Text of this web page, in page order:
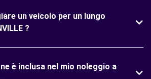
un veicolo per un lungo
?
è inclusa nel mio noleggio a